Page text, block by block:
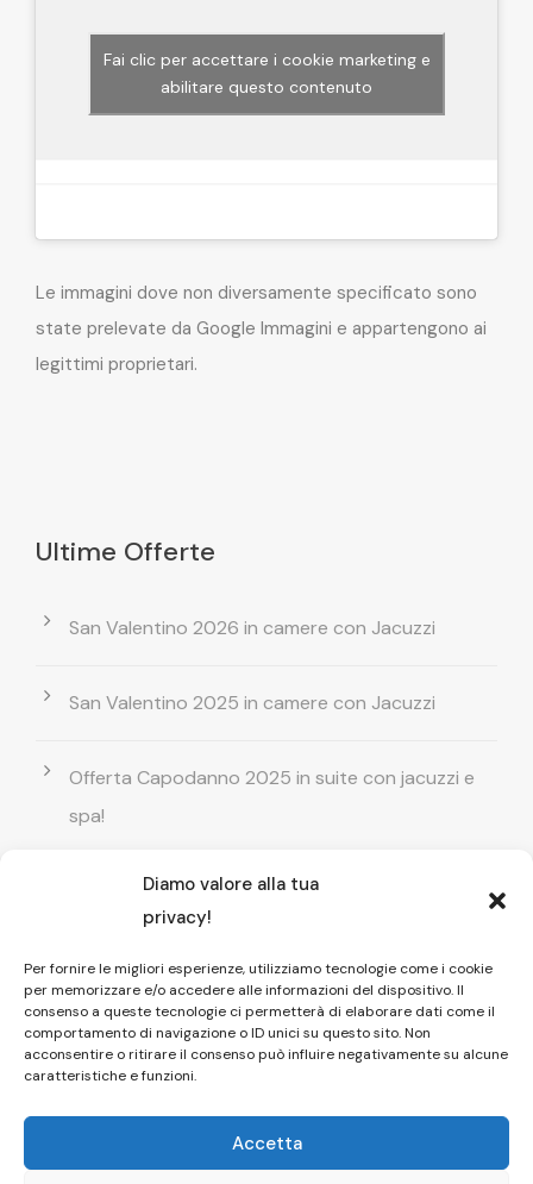
Diamo valore alla tua
privacy!
Per fornire le migliori esperienze, utilizziamo tecnologie come i cookie
per memorizzare e/o accedere alle informazioni del dispositivo. Il
consenso a queste tecnologie ci permetterà di elaborare dati come il
comportamento di navigazione o ID unici su questo sito. Non
acconsentire o ritirare il consenso può influire negativamente su alcune
caratteristiche e funzioni.
Accetta
Fai clic per accettare i cookie marketing e
abilitare questo contenuto
Le immagini dove non diversamente specificato sono
state prelevate da Google Immagini e appartengono ai
legittimi proprietari.
Ultime Offerte
San Valentino 2026 in camere con Jacuzzi
San Valentino 2025 in camere con Jacuzzi
Offerta Capodanno 2025 in suite con jacuzzi e
spa!
Offerta Natale in camera con vasca
idromassaggio ! Prenota il tuo relax esclusivo
Entrata GRATUITA in Piscina esterna! Il tuo relax
di coppia